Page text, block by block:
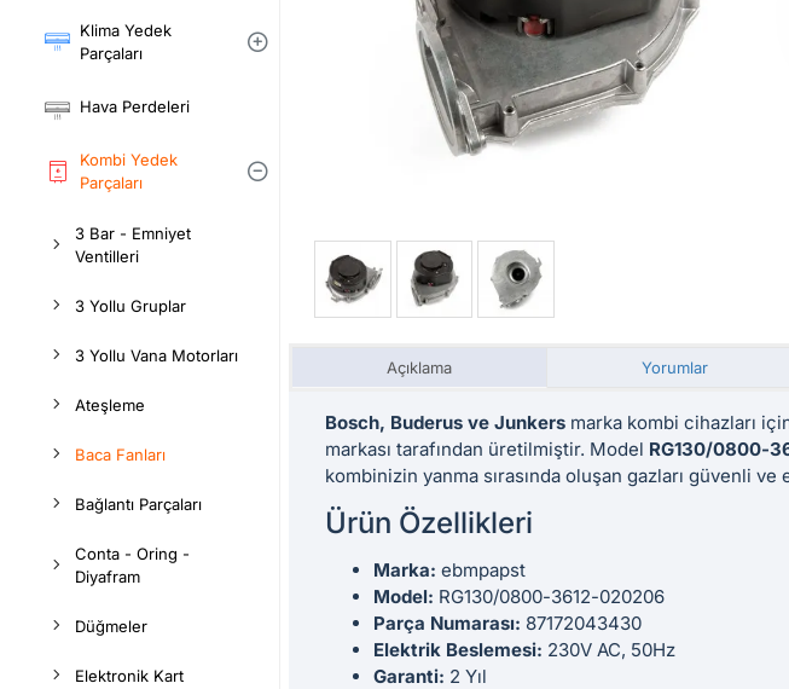
Klima Yedek
Parçaları
Hava Perdeleri
Kombi Yedek
Parçaları
3 Bar - Emniyet
Ventilleri
3 Yollu Gruplar
3 Yollu Vana Motorları
Ateşleme
Baca Fanları
Bağlantı Parçaları
Conta - Oring -
Diyafram
Düğmeler
Elektronik Kart
Açıklama Yorumlar
Bosch, Buderus ve Junkers marka kombi cihazları
markası tarafından üretilmiştir. Model RG130/0800-
kombinizin yanma sırasında oluşan gazları güvenli ve
Ürün Özellikleri
Marka: ebmpapst
Model: RG130/0800-3612-020206
Parça Numarası: 87172043430
Elektrik Beslemesi: 230V AC, 50Hz
Garanti: 2 Yıl